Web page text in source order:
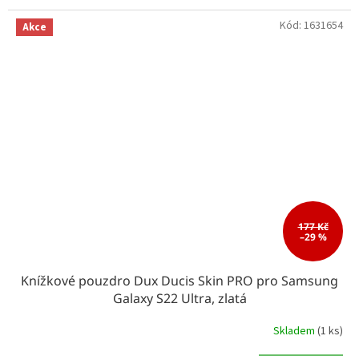
Akce
177 Kč
–29 %
Knížkové pouzdro Dux Ducis Skin PRO pro Samsung
Galaxy S22 Ultra, zlatá
Skladem (1 ks)
Kód: 1631654